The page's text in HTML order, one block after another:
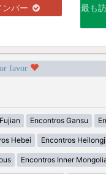
ンバー 最も
favor
Encontros Gansu
Hebei Encontros
Encontros Inner